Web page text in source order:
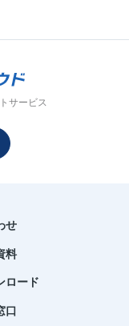
サービス
せ
料
ロード
口